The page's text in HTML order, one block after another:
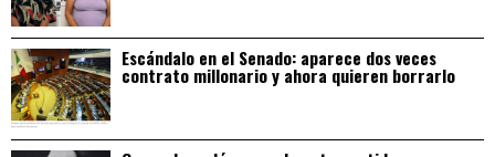
Escándalo en el Senado: aparece dos veces
contrato millonario y ahora quieren borrarlo